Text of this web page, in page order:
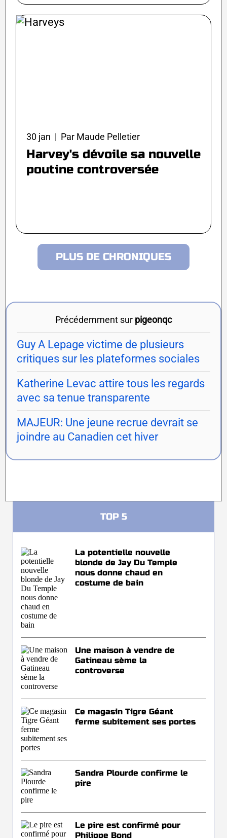
30 jan | Par Maude Pelletier
Harvey's dévoile sa nouvelle
poutine controversée
PLUS DE CHRONIQUES
Précédemment sur pigeonqc
Guy A Lepage victime de plusieurs
critiques sur les plateformes sociales
Katherine Levac attire tous les regards
avec sa tenue transparente
MAJEUR: Une jeune recrue devrait se
joindre au Canadien cet hiver
TOP 5
La potentielle nouvelle
blonde de Jay Du Temple
nous donne chaud en
costume de bain
Une maison à vendre de
Gatineau sème la
controverse
Ce magasin Tigre Géant
ferme subitement ses portes
Sandra Plourde confirme le
pire
Le pire est confirmé pour
Philippe Bond